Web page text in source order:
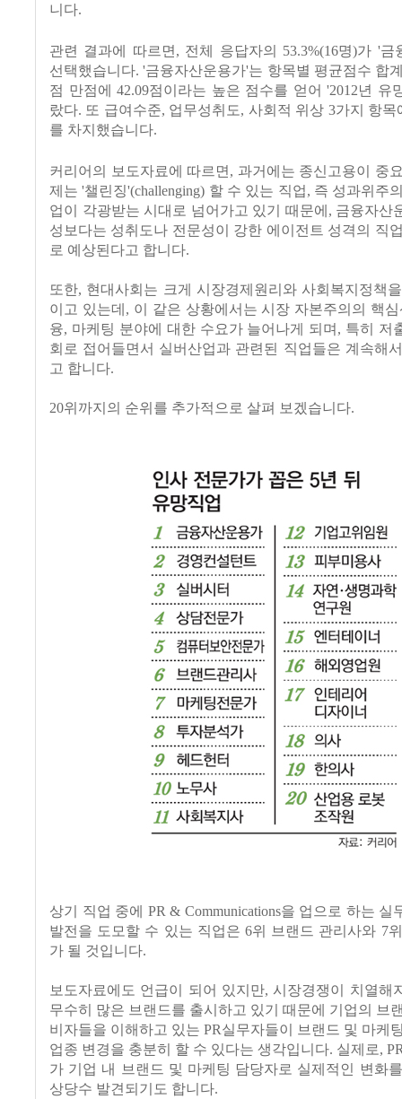
니다.
관련 결과에 따르면, 전체 응답자의 53.3%(16명)가 '금
선택했습니다. '금융자산운용가'는 항목별 평균점수 합
점 만점에 42.09점이라는 높은 점수를 얻어 '2012년 유
랐다. 또 급여수준, 업무성취도, 사회적 위상 3가지 항목
를 차지했습니다.
커리어의 보도자료에 따르면, 과거에는 종신고용이 중
제는 '챌린징'(challenging) 할 수 있는 직업, 즉 성과위주
업이 각광받는 시대로 넘어가고 있기 때문에, 금융자산
성보다는 성취도나 전문성이 강한 에이전트 성격의 직
로 예상된다고 합니다.
또한, 현대사회는 크게 시장경제원리와 사회복지정책
이고 있는데, 이 같은 상황에서는 시장 자본주의의 핵
융, 마케팅 분야에 대한 수요가 늘어나게 되며, 특히 저
회로 접어들면서 실버산업과 관련된 직업들은 계속해
고 합니다.
20위까지의 순위를 추가적으로 살펴 보겠습니다.
상기 직업 중에 PR & Communications을 업으로 하는 실
발전을 도모할 수 있는 직업은 6위 브랜드 관리사와 7
가 될 것입니다.
보도자료에도 언급이 되어 있지만, 시장경쟁이 치열해
무수히 많은 브랜드를 출시하고 있기 때문에 기업의 브
비자들을 이해하고 있는 PR실무자들이 브랜드 및 마케
업종 변경을 충분히 할 수 있다는 생각입니다. 실제로,
가 기업 내 브랜드 및 마케팅 담당자로 실제적인 변화
상당수 발견되기도 합니다.